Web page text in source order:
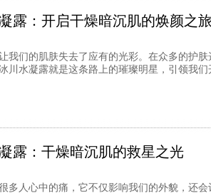
露：开启干燥暗沉肌的焕颜之
我们的肌肤失去了应有的光彩。在众多的护
川水凝露就是这条路上的璀璨明星，引领我
露：干燥暗沉肌的救星之光
多人心中的痛，它不仅影响我们的外貌，还